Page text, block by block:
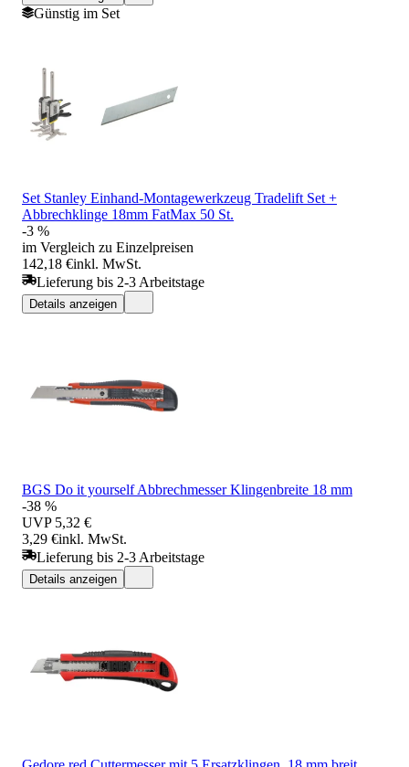
Günstig im Set
Set Stanley Einhand-Montagewerkzeug Tradelift Set +
Abbrechklinge 18mm FatMax 50 St.
-3 %
im Vergleich zu Einzelpreisen
142,18 €inkl. MwSt.
Lieferung bis 2-3 Arbeitstage
Details anzeigen
BGS Do it yourself Abbrechmesser Klingenbreite 18 mm
-38 %
UVP 5,32 €
3,29 €inkl. MwSt.
Lieferung bis 2-3 Arbeitstage
Details anzeigen